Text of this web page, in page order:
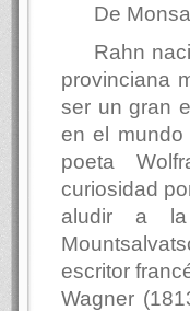
De
Rahn
provinciana
ser un gran
en el
poeta
curiosidad
aludir a
escritor
Wagner